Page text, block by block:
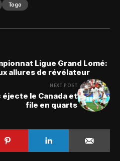
Togo
Ligue Grand Lomé:
allures de révélateur
NEXT POST
le Canada et
file en quarts